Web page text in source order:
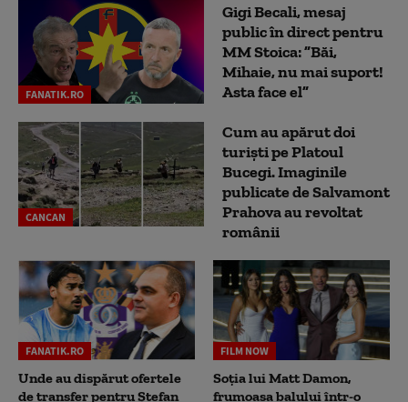
FANATIK.RO
Gigi Becali, mesaj
public în direct pentru
MM Stoica: ”Băi,
Mihaie, nu mai suport!
Asta face el”
CANCAN
Cum au apărut doi
turiști pe Platoul
Bucegi. Imaginile
publicate de Salvamont
Prahova au revoltat
românii
FANATIK.RO
Unde au dispărut ofertele
de transfer pentru Ștefan
FILM NOW
Soția lui Matt Damon,
frumoasa balului într-o